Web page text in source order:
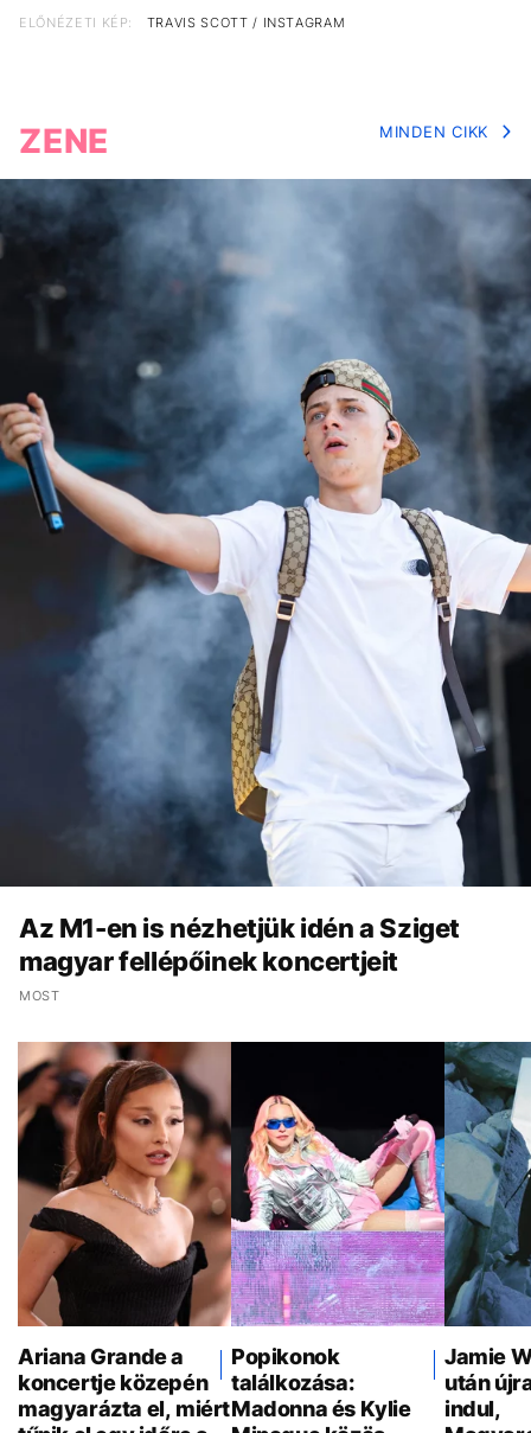
ELŐNÉZETI KÉP: TRAVIS SCOTT / INSTAGRAM
ZENE MINDEN CIKK
Az M1-en is nézhetjük idén a Sziget
magyar fellépőinek koncertjeit
MOST
Ariana Grande a
koncertje közepén
magyarázta el, miért
Popikonok
találkozása:
Madonna és Kylie
Jamie
után
indul,